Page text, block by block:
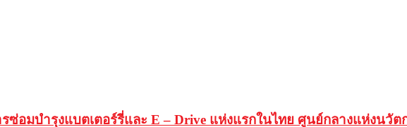
อมบำรุงแบตเตอร์รี่และ E – Drive แห่งแรกในไทย ศูนย์กลางแห่งนวั